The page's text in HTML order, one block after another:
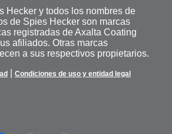
Hecker y todos los nombres de
de Spies Hecker son marcas
registradas de Axalta Coating
afiliados. Otras marcas
a sus respectivos propietarios.
Condiciones de uso y entidad legal